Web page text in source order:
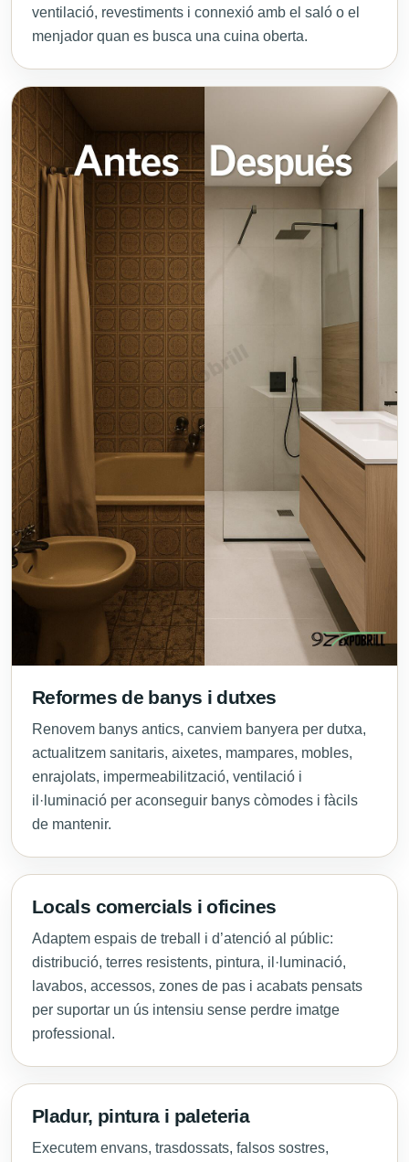
ventilació, revestiments i connexió amb el saló o el
menjador quan es busca una cuina oberta.
Reformes de banys i dutxes
Renovem banys antics, canviem banyera per dutxa,
actualitzem sanitaris, aixetes, mampares, mobles,
enrajolats, impermeabilització, ventilació i
il·luminació per aconseguir banys còmodes i fàcils
de mantenir.
Locals comercials i oficines
Adaptem espais de treball i d’atenció al públic:
distribució, terres resistents, pintura, il·luminació,
lavabos, accessos, zones de pas i acabats pensats
per suportar un ús intensiu sense perdre imatge
professional.
Pladur, pintura i paleteria
Executem envans, trasdossats, falsos sostres,